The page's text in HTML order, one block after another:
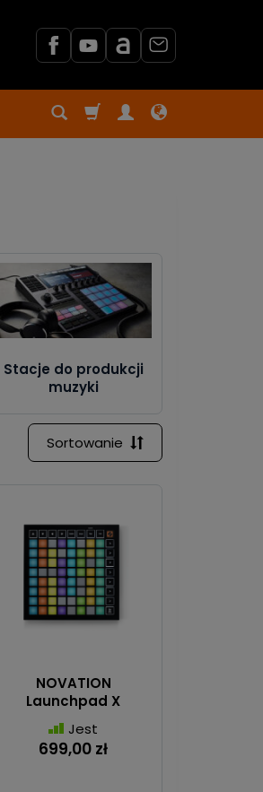
Stacje do produkcji
muzyki
Sortowanie
NOVATION
Launchpad X
Jest
699,00 zł